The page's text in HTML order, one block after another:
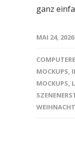
ganz
MAI 24, 2026
MOCKUPS
MOCKUPS